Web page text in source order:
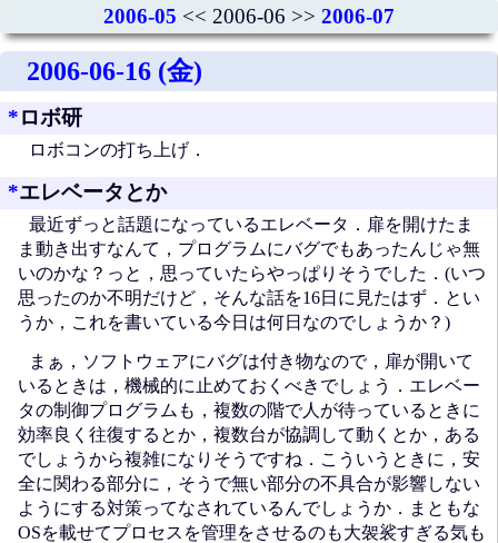
2006-05 << 2006-06 >> 2006-07
2006-06-16 (金)
*ロボ研
ロボコンの打ち上げ．
*エレベータとか
最近ずっと話題になっているエレベータ．扉を開けたま
ま動き出すなんて，プログラムにバグでもあったんじゃ無
いのかな？っと，思っていたらやっぱりそうでした．(いつ
思ったのか不明だけど，そんな話を16日に見たはず．とい
うか，これを書いている今日は何日なのでしょうか？)
まぁ，ソフトウェアにバグは付き物なので，扉が開いて
いるときは，機械的に止めておくべきでしょう．エレベー
タの制御プログラムも，複数の階で人が待っているときに
効率良く往復するとか，複数台が協調して動くとか，ある
でしょうから複雑になりそうですね．こういうときに，安
全に関わる部分に，そうで無い部分の不具合が影響しない
ようにする対策ってなされているんでしょうか．まともな
OSを載せてプロセスを管理をさせるのも大袈裟すぎる気も